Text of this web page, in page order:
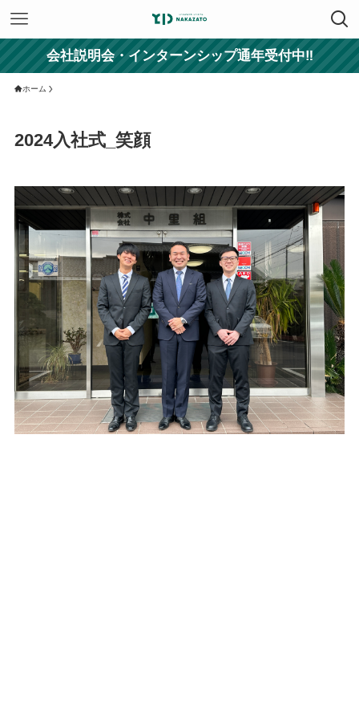
会社説明会・インターンシップ通年受付中‼
ホーム
2024入社式_笑顔